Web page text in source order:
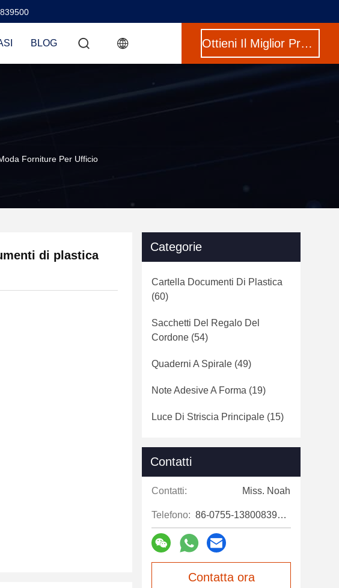
BLOG Ottieni Il Miglior Prezzo
Forniture Per Ufficio
di plastica
Categorie
Cartella Documenti Di Plastica
(60)
Sacchetti Del Regalo Del
Cordone (54)
Quaderni A Spirale (49)
Note Adesive A Forma (19)
Luce Di Striscia Principale (15)
Contatti
Contatti: Miss. Noah
Telefono: 86-0755-13800839500
Contatta ora